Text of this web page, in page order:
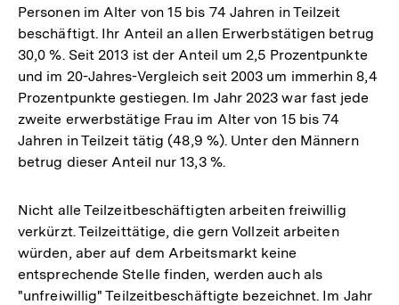
Personen im Alter von 15 bis 74 Jahren in Teilzeit
beschäftigt. Ihr Anteil an allen Erwerbstätigen betrug
30,0 %. Seit 2013 ist der Anteil um 2,5 Prozentpunkte
und im 20-Jahres-Vergleich seit 2003 um immerhin 8,4
Prozentpunkte gestiegen. Im Jahr 2023 war fast jede
zweite erwerbstätige Frau im Alter von 15 bis 74
Jahren in Teilzeit tätig (48,9 %). Unter den Männern
betrug dieser Anteil nur 13,3 %.
Nicht alle Teilzeitbeschäftigten arbeiten freiwillig
verkürzt. Teilzeittätige, die gern Vollzeit arbeiten
würden, aber auf dem Arbeitsmarkt keine
entsprechende Stelle finden, werden auch als
"unfreiwillig" Teilzeitbeschäftigte bezeichnet. Im Jahr